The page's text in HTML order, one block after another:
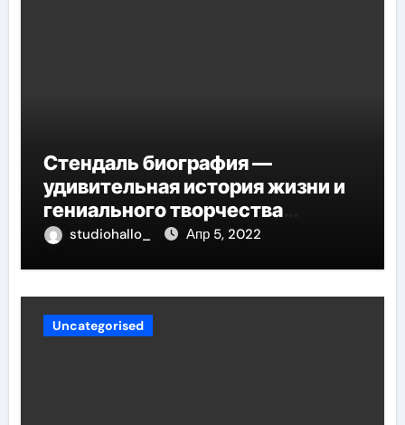
Стендаль биография —
удивительная история жизни и
гениального творчества
великого писателя
studiohallo_ Апр 5, 2022
Uncategorised